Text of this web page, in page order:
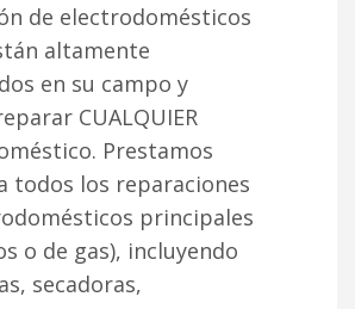
de electrodomésticos
altamente
en su campo y
CUALQUIER
Prestamos
todos los reparaciones
principales
o de gas), incluyendo
secadoras,